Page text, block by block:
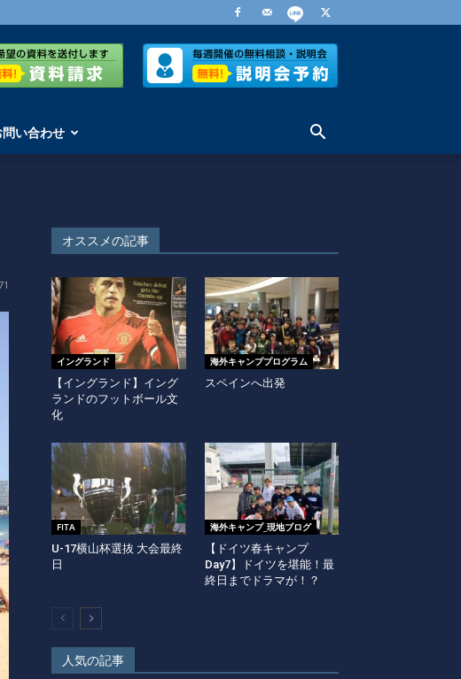
問い合わせ
オススメの記事
イングランド
【イングランド】イング
ランドのフットボール文
化
海外キャンププログラム
スペインへ出発
FITA
U-17横山杯選抜 大会最終
日
海外キャンプ_現地ブログ
【ドイツ春キャンプ
Day7】ドイツを堪能！最
終日までドラマが！？
人気の記事